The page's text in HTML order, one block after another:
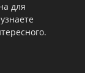
для